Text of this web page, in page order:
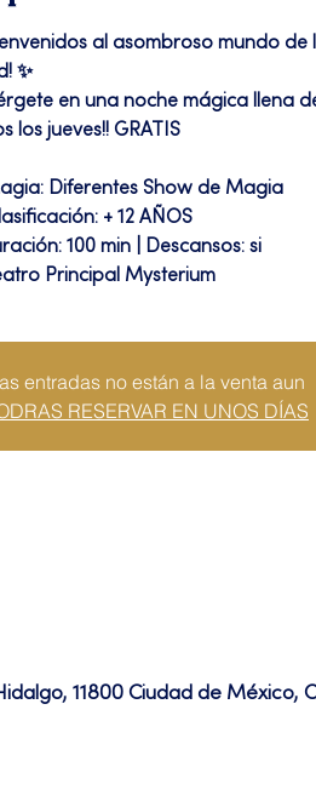
al asombroso mundo
✨
en una noche mágica llena
los jueves!! GRATIS
Diferentes Show de Magia
+ 12 AÑOS
100 min | Descansos: si
Principal Mysterium
entradas no están a la venta aun
RESERVAR EN UNOS DÍAS
11800 Ciudad de México,